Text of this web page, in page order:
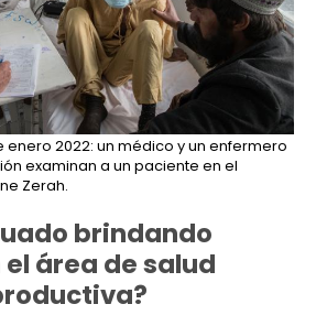
2022: un médico y un enfermero
examinan a un paciente en el
Zerah.
brindando
área de salud